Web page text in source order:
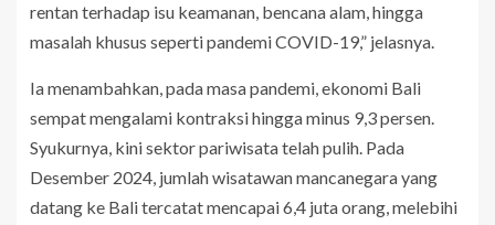
rentan terhadap isu keamanan, bencana alam, hingga
masalah khusus seperti pandemi COVID-19,” jelasnya.
Ia menambahkan, pada masa pandemi, ekonomi Bali
sempat mengalami kontraksi hingga minus 9,3 persen.
Syukurnya, kini sektor pariwisata telah pulih. Pada
Desember 2024, jumlah wisatawan mancanegara yang
datang ke Bali tercatat mencapai 6,4 juta orang, melebihi